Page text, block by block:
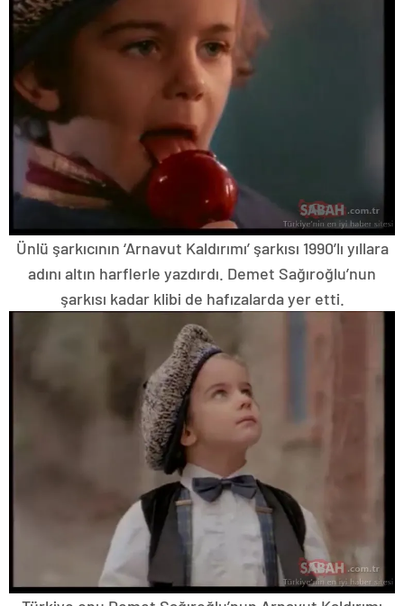
Ünlü şarkıcının ‘Arnavut Kaldırımı’ şarkısı 1990’lı yıllara
adını altın harflerle yazdırdı. Demet Sağıroğlu’nun
şarkısı kadar klibi de hafızalarda yer etti.